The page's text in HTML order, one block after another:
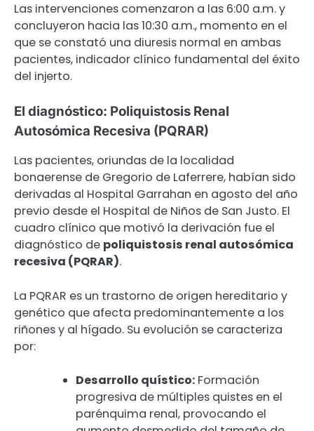
Las intervenciones comenzaron a las 6:00 a.m. y
concluyeron hacia las 10:30 a.m., momento en el
que se constató una diuresis normal en ambas
pacientes, indicador clínico fundamental del éxito
del injerto.
El diagnóstico: Poliquistosis Renal
Autosómica Recesiva (PQRAR)
Las pacientes, oriundas de la localidad
bonaerense de Gregorio de Laferrere, habían sido
derivadas al Hospital Garrahan en agosto del año
previo desde el Hospital de Niños de San Justo. El
cuadro clínico que motivó la derivación fue el
diagnóstico de poliquistosis renal autosómica
recesiva (PQRAR).
La PQRAR es un trastorno de origen hereditario y
genético que afecta predominantemente a los
riñones y al hígado. Su evolución se caracteriza
por:
Desarrollo quístico: Formación
progresiva de múltiples quistes en el
parénquima renal, provocando el